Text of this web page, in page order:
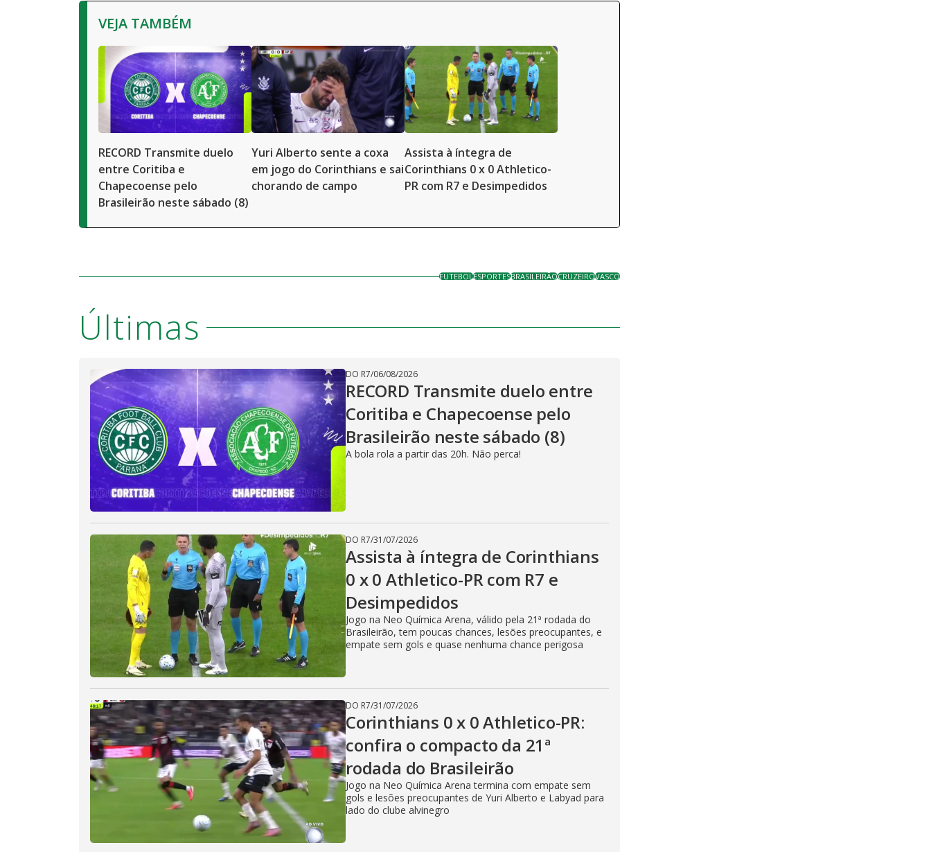
VEJA TAMBÉM
RECORD Transmite duelo
entre Coritiba e
Chapecoense pelo
Brasileirão neste sábado (8)
Yuri Alberto sente a coxa
em jogo do Corinthians e sai
chorando de campo
Assista à íntegra de
Corinthians 0 x 0 Athletico-
PR com R7 e Desimpedidos
FUTEBOLESPORTESBRASILEIRÃOCRUZEIROVASCO
Últimas
DO R7/06/08/2026
RECORD Transmite duelo entre
Coritiba e Chapecoense pelo
Brasileirão neste sábado (8)
A bola rola a partir das 20h. Não perca!
DO R7/31/07/2026
Assista à íntegra de Corinthians
0 x 0 Athletico-PR com R7 e
Desimpedidos
Jogo na Neo Química Arena, válido pela 21ª rodada do
Brasileirão, tem poucas chances, lesões preocupantes, e
empate sem gols e quase nenhuma chance perigosa
DO R7/31/07/2026
Corinthians 0 x 0 Athletico-PR:
confira o compacto da 21ª
rodada do Brasileirão
Jogo na Neo Química Arena termina com empate sem
gols e lesões preocupantes de Yuri Alberto e Labyad para
lado do clube alvinegro